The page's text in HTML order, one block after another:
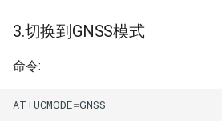
3.切换到GNSS模式
命令:
AT+UCMODE=GNSS